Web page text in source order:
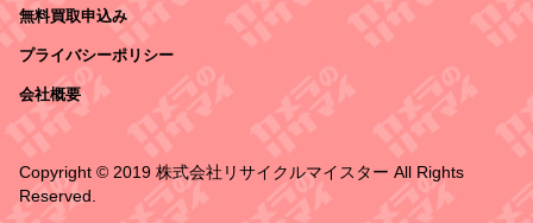
無料買取申込み
プライバシーポリシー
会社概要
Copyright © 2019 株式会社リサイクルマイスター All Rights
Reserved.